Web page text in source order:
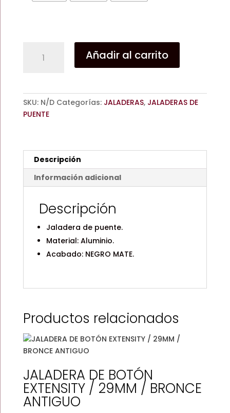
C5316
96mm
/
128mm
/
ALUMINIO
cantidad
Añadir al carrito
SKU: N/D Categorías: JALADERAS, JALADERAS DE
PUENTE
Descripción
Información adicional
Descripción
Jaladera de puente.
Material: Aluminio.
Acabado: NEGRO MATE.
Productos relacionados
JALADERA DE BOTÓN
EXTENSITY / 29MM / BRONCE
ANTIGUO